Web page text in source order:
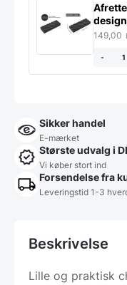
149,00
-
Sikker handel
E-mærket
Største udvalg i
Vi køber stort ind
Forsendelse fra
Leveringstid 1-3
Beskrivelse
Lille og praktisk